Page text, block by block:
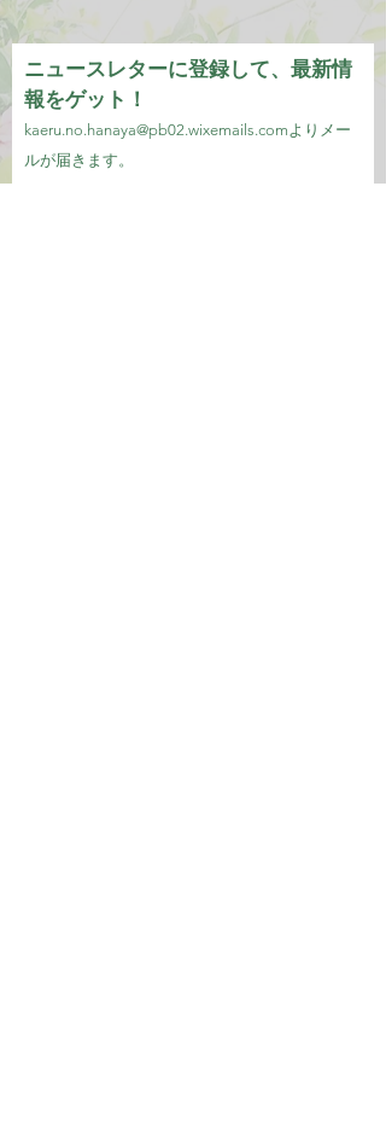
ニュースレターに登録して、最新情
報をゲット！
kaeru.no.hanaya@pb02.wixemails.com より メー
ルが届きます。